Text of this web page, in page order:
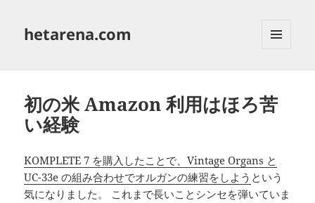
hetarena.com
ーとウ
ット
初の米 Amazon 利用はほろ苦
い経験
KOMPLETE 7 を購入したことで、Vintage Organs と
UC-33e の組み合わせでオルガンの練習をしよう という
気になりました。 これまで長いことシンセを弾いていま